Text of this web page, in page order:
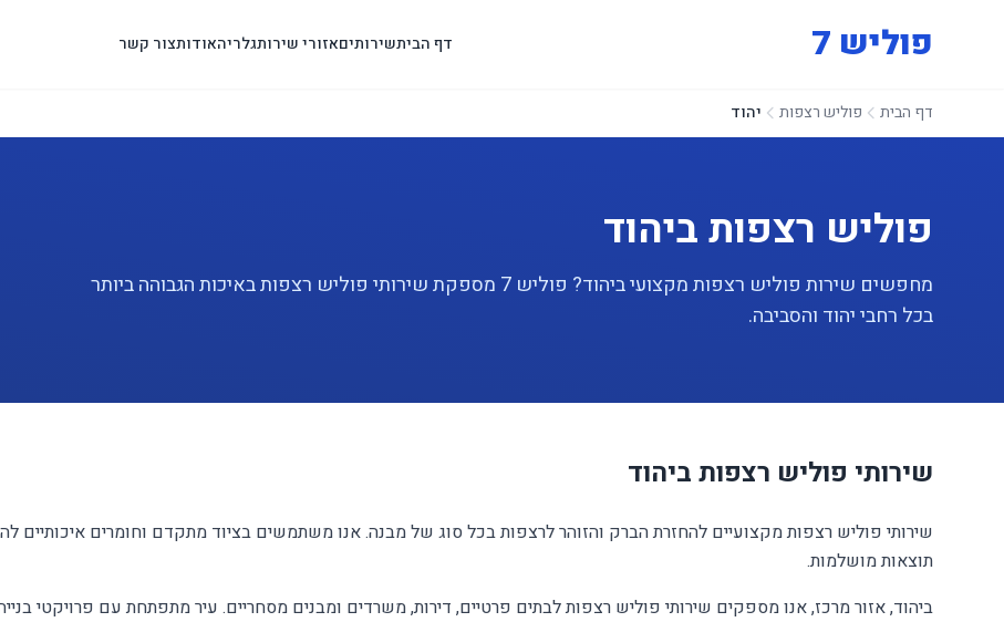
פוליש 7 דף הביתשירותיםאזורי שירותגלריהאודותצור קשר
דף הבית פוליש רצפות יהוד
פוליש רצפות ביהוד
מחפשים שירות פוליש רצפות מקצועי ביהוד? פוליש 7 מספקת שירותי פוליש רצפות באיכות הגבוהה ביותר
בכל רחבי יהוד והסביבה.
שירותי פוליש רצפות ביהוד
שירותי פוליש רצפות מקצועיים להחזרת הברק והזוהר לרצפות בכל סוג של מבנה. אנו משתמשים בציוד מתקדם וחומרים איכותיים
תוצאות מושלמות.
ביהוד, אזור מרכז, אנו מספקים שירותי פוליש רצפות לבתים פרטיים, דירות, משרדים ומבנים מסחריים. עיר מתפתחת עם פרויקטי